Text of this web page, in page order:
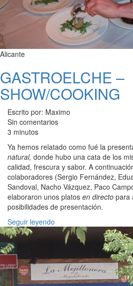
Alicante
GASTROELCHE –
SHOW/COOKING
Escrito por: Maximo
Sin comentarios
3 minutos
Ya hemos relatado como fué la
natural, donde hubo una cata de los
calidad, frescura y sabor. A
colaboradores (Sergio Fernández,
Sandoval, Nacho Vázquez, Paco
elaboraron unos platos en directo para
posibilidades de presentación.
Seguir leyendo